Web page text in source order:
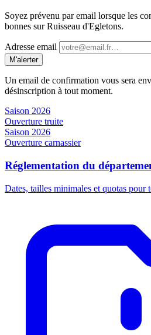
Soyez prévenu par email lorsque les
bonnes sur Ruisseau d'Egletons.
Adresse email
M'alerter
Un email de confirmation vous sera
désinscription à tout moment.
Saison 2026
Ouverture truite
Saison 2026
Ouverture carnassier
Réglementation du
Dates, tailles minimales et quotas pour